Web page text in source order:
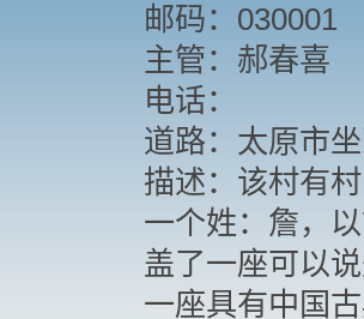
邮码：030001
主管：郝春喜
电话：
道路：太原市
描述：该村有
一个姓：詹，
盖了一座可以
一座具有中国